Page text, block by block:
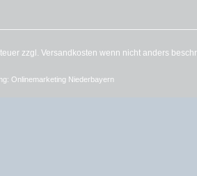
zzgl. Versandkosten wenn nicht anders
Onlinemarketing Niederbayern